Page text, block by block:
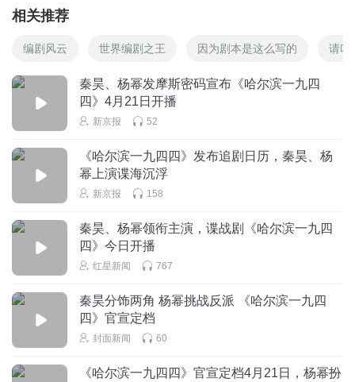
角色，都尽量要有完整的人物线索，最核心的一点，就是这
个人物要让观众相信，“生活中每个人都能听到很多匪夷所
从六楼掉下来也没事儿……类似的事情很多，没有理由，也
没有逻辑。戏剧需要去说服观众，说明这个人是怎么变成这
垫、逻辑等，核心还是人物要立得住，那就要更丰富更立
体。”
王小枪提到，比如关雪，她和很多男性的特务头子不一样，
她会利用自己女性身份，会有表面上的委屈、示弱甚至撒
娇，但这一切都是演出来给周围人看的，真真假假、虚虚实
实，她只是要利用这些人。潘越也是一个复杂的人物，设计
他去看心理医生这个情节，是想给这个人物更多的支撑，从
事这种工作的人手上沾满鲜血，他们也会出现心理问题。
叁
《一九四四》是王小枪第一次和导演张黎合作，和秦昊、杨
相关推荐
编剧风云 世界编剧之王 因为剧本是这么写的 请叫
秦昊、杨幂发摩斯密码宣布《哈尔滨一九四
四》4月21日开播
新京报 52
《哈尔滨一九四四》发布追剧日历，秦昊、杨
幂上演谍海沉浮
新京报 158
秦昊、杨幂领衔主演，谍战剧《哈尔滨一九四
四》今日开播
红星新闻 767
秦昊分饰两角 杨幂挑战反派 《哈尔滨一九四
四》官宣定档
封面新闻 60
《哈尔滨一九四四》官宣定档4月21日，杨幂扮